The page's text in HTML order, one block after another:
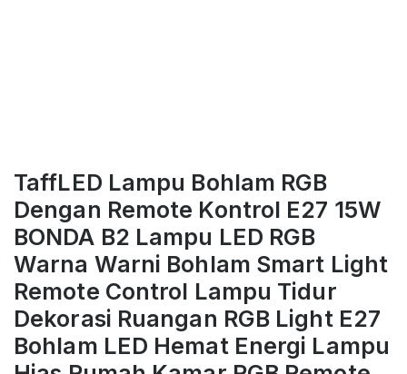
TaffLED Lampu Bohlam RGB
Dengan Remote Kontrol E27 15W
BONDA B2 Lampu LED RGB
Warna Warni Bohlam Smart Light
Remote Control Lampu Tidur
Dekorasi Ruangan RGB Light E27
Bohlam LED Hemat Energi Lampu